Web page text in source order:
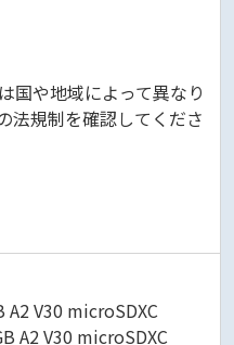
国や地域によって異なり
法規制を確認してくださ
V30 microSDXC
A2 V30 microSDXC